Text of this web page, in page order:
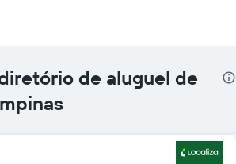
de aluguel de